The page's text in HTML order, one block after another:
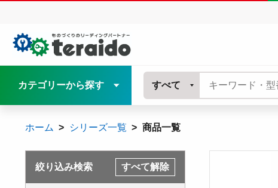
カテゴリーから探す すべて
ホーム シリーズ一覧 商品一覧
絞り込み検索 すべて解除